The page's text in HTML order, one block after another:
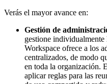
Verás el mayor avance en:
Gestión de
gestione
Workspace ofrece a los
centralizados, de modo
en toda la organización.
aplicar reglas para las